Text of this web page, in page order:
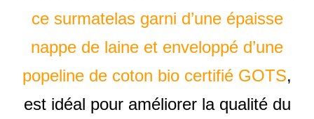
ce surmatelas garni d’une épaisse
nappe de laine et enveloppé d’une
popeline de coton bio certifié GOTS,
est idéal pour améliorer la qualité du